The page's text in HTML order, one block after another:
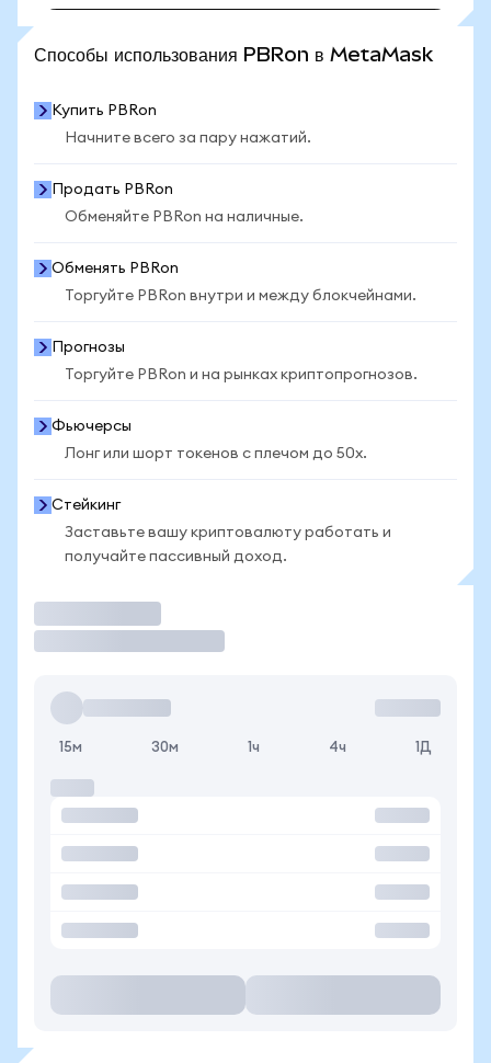
Способы использования PBRon в MetaMask
Купить PBRon
Начните всего за пару нажатий.
Продать PBRon
Обменяйте PBRon на наличные.
Обменять PBRon
Торгуйте PBRon внутри и между блокчейнами.
Прогнозы
Торгуйте PBRon и на рынках криптопрогнозов.
Фьючерсы
Лонг или шорт токенов с плечом до 50x.
Стейкинг
Заставьте вашу криптовалюту работать и
получайте пассивный доход.
15м 30м 1ч 4ч 1Д